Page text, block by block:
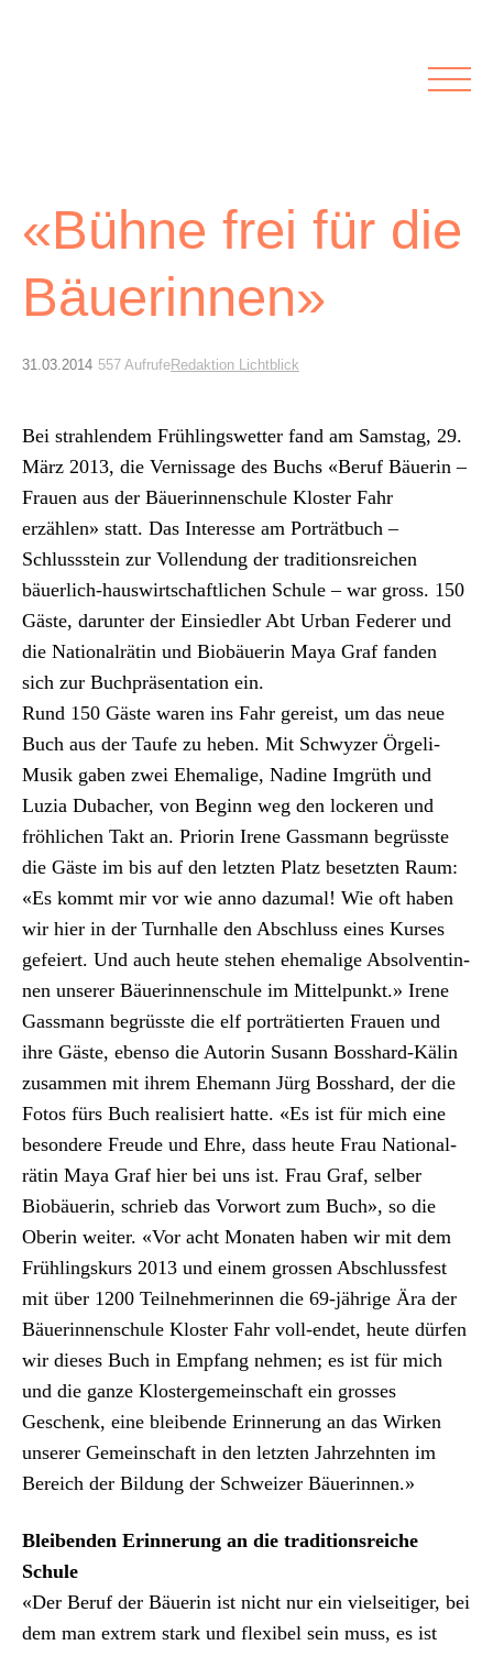
Vermischtes
Agenda I&L
Inserate &
Stellenbörse
Archiv
Über uns
ePaper
aktuelle Ausgabe
Suchen
«Bühne frei für die
Bäuerinnen»
31.03.2014 557 AufrufeRedaktion Lichtblick
Bei strahlen­dem Früh­lingswet­ter fand am Sam­stag, 29.
März 2013, die Vernissage des Buchs «Beruf Bäuerin –
Frauen aus der Bäuerin­nen­schule Kloster Fahr
erzählen» statt. Das Inter­esse am Porträt­buch –
Schlussstein zur Vol­len­dung der tra­di­tion­sre­ichen
bäuer­lich-hauswirtschaftlichen Schule – war gross. 150
Gäste, darunter der Ein­siedler Abt Urban Fed­er­er und
die Nation­al­rätin und Biobäuerin Maya Graf fan­den
sich zur Buch­präsen­ta­tion ein.
Rund 150 Gäste waren ins Fahr gereist, um das neue
Buch aus der Taufe zu heben. Mit Schwyz­er Örgeli-
Musik gaben zwei Ehe­ma­lige, Nadine Imgrüth und
Luzia Dubach­er, von Beginn weg den lock­eren und
fröh­lichen Takt an. Pri­or­in Irene Gassmann begrüsste
die Gäste im bis auf den let­zten Platz beset­zten Raum:
«Es kommt mir vor wie anno dazu­mal! Wie oft haben
wir hier in der Turn­halle den Abschluss eines Kurs­es
gefeiert. Und auch heute ste­hen ehe­ma­lige Absol­ventin­
nen unser­er Bäuerin­nen­schule im Mit­telpunkt.» Irene
Gassmann begrüsste die elf porträtierten Frauen und
ihre Gäste, eben­so die Autorin Susann Bosshard-Kälin
zusam­men mit ihrem Ehe­mann Jürg Bosshard, der die
Fotos fürs Buch real­isiert hat­te. «Es ist für mich eine
beson­dere Freude und Ehre, dass heute Frau Nation­al­
rätin Maya Graf hier bei uns ist. Frau Graf, sel­ber
Biobäuerin, schrieb das Vor­wort zum Buch», so die
Oberin weit­er. «Vor acht Monat­en haben wir mit dem
Früh­lingskurs 2013 und einem grossen Abschlussfest
mit über 1200 Teil­nehmerin­nen die 69-jährige Ära der
Bäuerin­nen­schule Kloster Fahr voll-endet, heute dür­fen
wir dieses Buch in Emp­fang nehmen; es ist für mich
und die ganze Klosterge­mein­schaft ein gross­es
Geschenk, eine bleibende Erin­nerung an das Wirken
unser­er Gemein­schaft in den let­zten Jahrzehn­ten im
Bere­ich der Bil­dung der Schweiz­er Bäuerin­nen.»
Bleiben­den Erin­nerung an die tra­di­tion­sre­iche
Schule
«Der Beruf der Bäuerin ist nicht nur ein viel­seit­iger, bei
dem man extrem stark und flex­i­bel sein muss, es ist